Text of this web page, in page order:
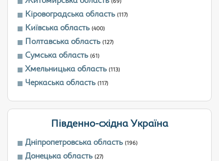
(69)
Кіровоградська область (117)
Київська область (400)
Полтавська область (127)
Сумська область (61)
Хмельницька область (113)
Черкаська область (117)
Південно-східна Україна
Дніпропетровська область (196)
Донецька область (27)